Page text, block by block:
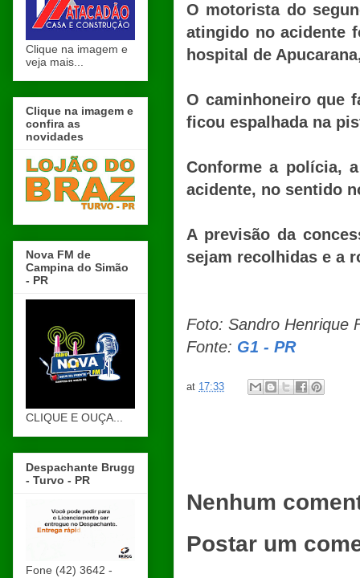
O motorista do
atingido no acidente
hospital de
O caminhoneiro que
ficou espalhada na
Conforme a polícia,
acidente, no sentido
A previsão da
sejam recolhidas e a
Foto: Sandro Henrique
Fonte: G1 - PR
at 17:33
Nenhum
Postar um
Clique na imagem e
veja mais...
Clique na imagem e
confira as
novidades
Nova FM de
Campina do Simão
- PR
CLIQUE E OUÇA...
Despachante Brugg
- Turvo - PR
Fone (42) 3642 -